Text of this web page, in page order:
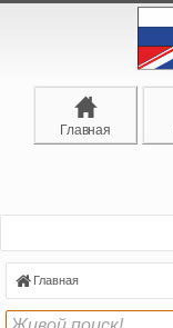
Главная
Главная